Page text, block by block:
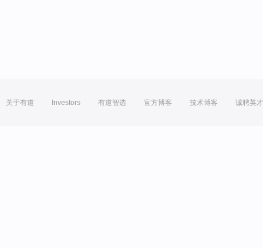
关于有道 Investors 有道智选 官方博客 技术博客 诚聘英才